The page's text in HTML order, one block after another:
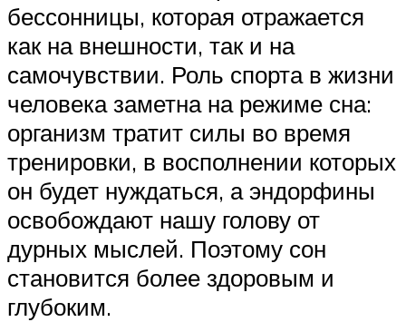
бессонницы, которая отражается
как на внешности, так и на
самочувствии. Роль спорта в жизни
человека заметна на режиме сна:
организм тратит силы во время
тренировки, в восполнении которых
он будет нуждаться, а эндорфины
освобождают нашу голову от
дурных мыслей. Поэтому сон
становится более здоровым и
глубоким.